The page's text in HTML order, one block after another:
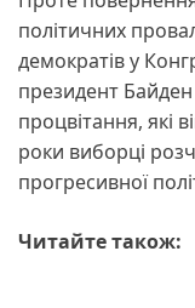
політичних
демократів у
президент Байден
процвітання, які
роки виборці
прогресивної
Читайте також: